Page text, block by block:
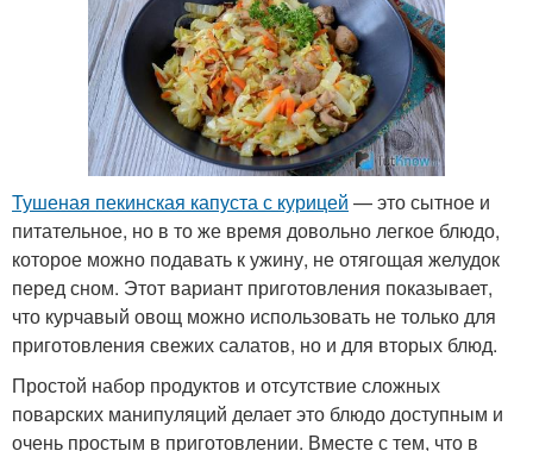
Тушеная пекинская капуста с курицей — это сытное и
питательное, но в то же время довольно легкое блюдо,
которое можно подавать к ужину, не отягощая желудок
перед сном. Этот вариант приготовления показывает,
что курчавый овощ можно использовать не только для
приготовления свежих салатов, но и для вторых блюд.
Простой набор продуктов и отсутствие сложных
поварских манипуляций делает это блюдо доступным и
очень простым в приготовлении. Вместе с тем, что в